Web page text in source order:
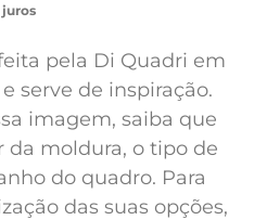
juros
pela Di Quadri em
serve de inspiração.
imagem, saiba que
da moldura, o tipo de
do quadro. Para
das suas opções,